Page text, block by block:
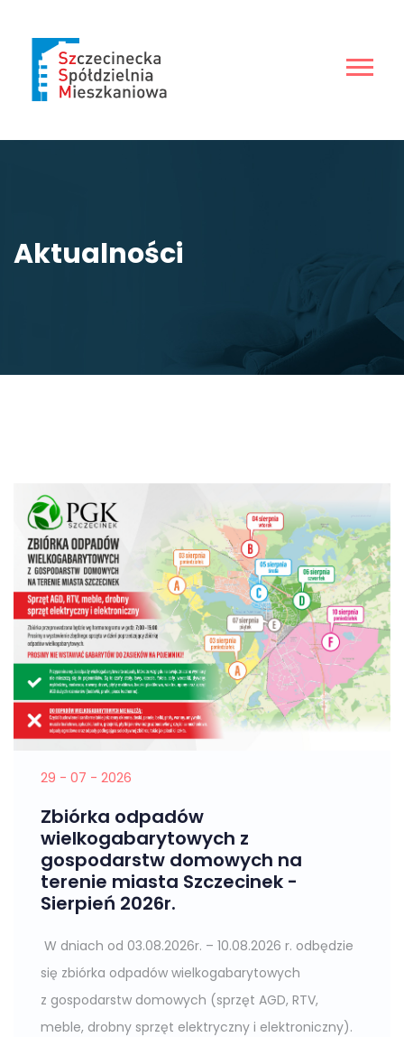
Aktualności
29 - 07 - 2026
Zbiórka odpadów
wielkogabarytowych z
gospodarstw domowych na
terenie miasta Szczecinek -
Sierpień 2026r.
W dniach od 03.08.2026r. – 10.08.2026 r. odbędzie
się zbiórka odpadów wielkogabarytowych
z gospodarstw domowych (sprzęt AGD, RTV,
meble, drobny sprzęt elektryczny i elektroniczny).